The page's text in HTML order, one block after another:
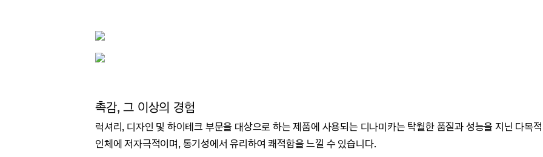
촉감, 그 이상의 경험
럭셔리, 디자인 및 하이테크 부문을 대상으로 하는 제품에 사용되는 디나미카는 탁월한 품질과 성능을 지닌 다목
인체에 저자극적이며, 통기성에서 유리하여 쾌적함을 느낄 수 있습니다.